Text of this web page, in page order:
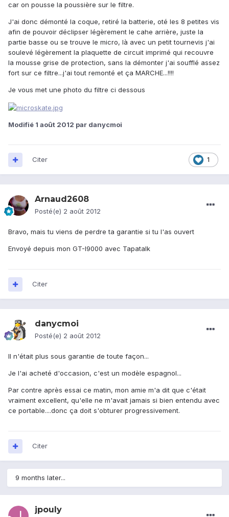
car on pousse la poussière sur le filtre.
J'ai donc démonté la coque, retiré la batterie, oté les 8 petites vis
afin de pouvoir déclipser légèrement le cahe arrière, juste la
partie basse ou se trouve le micro, là avec un petit tournevis j'ai
soulevé légèrement la plaquette de circuit imprimé qui recouvre
la mousse grise de protection, sans la démonter j'ai soufflé assez
fort sur ce filtre...j'ai tout remonté et ça MARCHE...!!!!
Je vous met une photo du filtre ci dessous
Modifié 1 août 2012 par danycmoi
1
Citer
Arnaud2608
Posté(e) 2 août 2012
Bravo, mais tu viens de perdre ta garantie si tu l'as ouvert
Envoyé depuis mon GT-I9000 avec Tapatalk
Citer
danycmoi
Posté(e) 2 août 2012
Il n'était plus sous garantie de toute façon...
Je l'ai acheté d'occasion, c'est un modèle espagnol...
Par contre après essai ce matin, mon amie m'a dit que c'était
vraiment excellent, qu'elle ne m'avait jamais si bien entendu avec
ce portable....donc ça doit s'obturer progressivement.
Citer
9 months later...
jpouly